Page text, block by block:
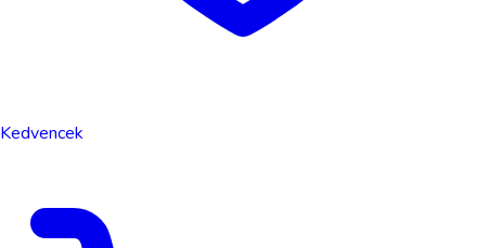
Kedvencek